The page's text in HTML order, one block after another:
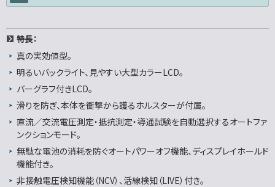
特長：
真の実効値型。
明るいバックライト、見やすい大型カラーLCD。
バーグラフ付きLCD。
滑りを防ぎ、本体を衝撃から護るホルスターが付属。
直流／交流電圧測定・抵抗測定・導通試験を自動選択するオートファ
ンクションモード。
無駄な電池の消耗を防ぐオートパワーオフ機能、ディスプレイホールド
機能付き。
非接触電圧検知機能（NCV）、活線検知（LIVE）付き。